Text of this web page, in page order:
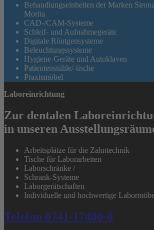
Behandlungseinheiten der Marken
Morita
CAD-/CAM-Systeme
Schleif- und Aufnahmegeräte
Digitale Röntgensysteme
Beleuchtungssysteme
Hygiene-Geräte und Autoklaven
Patientenstühle/-tische
Praxismöbel
Laboreinrichtung
Zur dentalen
in unseren
Arbeitsplätze für die Zahntechnik
Tische für Laborarbeiten
Laborschränke /
Schrank-Systeme
Laborgerätschaften
Individuelle und hochwertige
Telefon 0741-17400-0